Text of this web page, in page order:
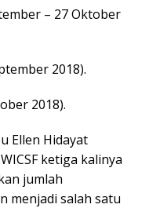
– 27 Oktober
2018).
2018).
Ellen Hidayat
ketiga kalinya
jumlah
menjadi salah satu